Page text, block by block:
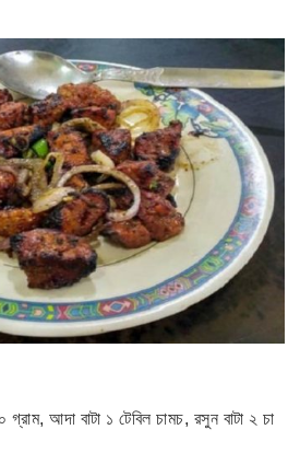
আদা বাটা ১ টেবিল চামচ, রসুন বাটা ২ চা